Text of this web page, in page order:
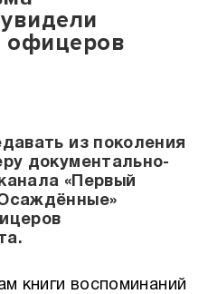
офицеров
из поколения
документально-
«Первый
книги воспоминаний